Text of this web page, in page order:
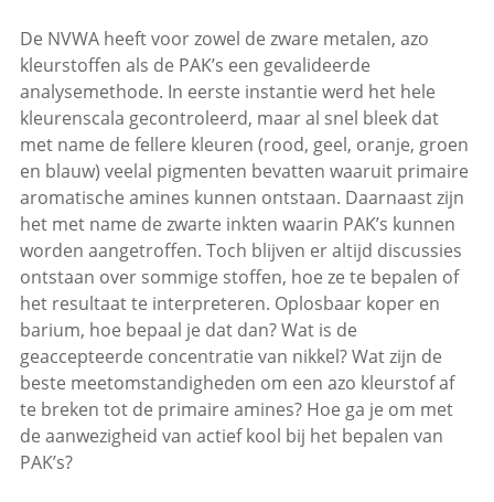
De NVWA heeft voor zowel de zware metalen, azo
kleurstoffen als de PAK’s een gevalideerde
analysemethode. In eerste instantie werd het hele
kleurenscala gecontroleerd, maar al snel bleek dat
met name de fellere kleuren (rood, geel, oranje, groen
en blauw) veelal pigmenten bevatten waaruit primaire
aromatische amines kunnen ontstaan. Daarnaast zijn
het met name de zwarte inkten waarin PAK’s kunnen
worden aangetroffen. Toch blijven er altijd discussies
ontstaan over sommige stoffen, hoe ze te bepalen of
het resultaat te interpreteren. Oplosbaar koper en
barium, hoe bepaal je dat dan? Wat is de
geaccepteerde concentratie van nikkel? Wat zijn de
beste meetomstandigheden om een azo kleurstof af
te breken tot de primaire amines? Hoe ga je om met
de aanwezigheid van actief kool bij het bepalen van
PAK’s?